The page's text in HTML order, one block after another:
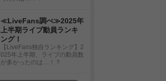
≪LiveFans調べ≫2025年
上半期ライブ動員ランキ
ング！
【LiveFans独自ランキング】2
025年上半期、ライブの動員数
が多かったのは…！？